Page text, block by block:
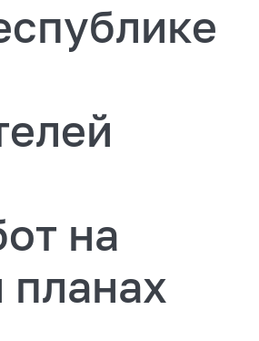
на
планах